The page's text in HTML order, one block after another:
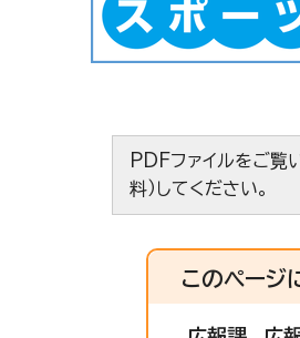
PDFファイルをご覧
料）してください。
このページ